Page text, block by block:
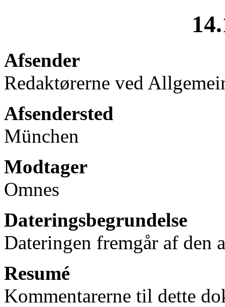
Afsender
Redaktørerne ved
Afsendersted
München
Modtager
Omnes
Dateringsbegrundelse
Dateringen fremgår af
Resumé
Kommentarerne til dette